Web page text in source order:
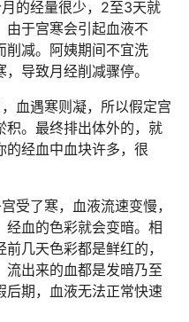
的经量很少，2至3天就
由于宫寒会引起血液不
削减。阿姨期间不宜洗
导致月经削减骤停。
血遇寒则凝，所以假定宫
积。最终排出体外的，就
的经血中血块许多，很
受了寒，血液流速变慢，
经血的色彩就会变暗。相
几天色彩都是鲜红的，
流出来的血都是发暗乃至
后期，血液无法正常快速